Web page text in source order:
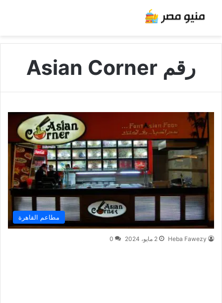
رقم Asian Corner
مطاعم القاهرة
Heba Fawezy 2 مايو، 2024 0